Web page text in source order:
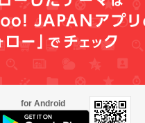
for Android